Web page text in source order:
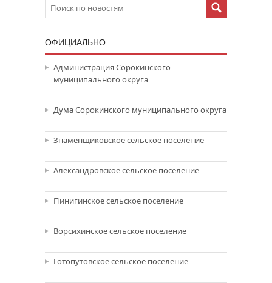
ОФИЦИАЛЬНО
Администрация Сорокинского
муниципального округа
Дума Сорокинского муниципального округа
Знаменщиковское сельское поселение
Александровское сельское поселение
Пинигинское сельское поселение
Ворсихинское сельское поселение
Готопутовское сельское поселение